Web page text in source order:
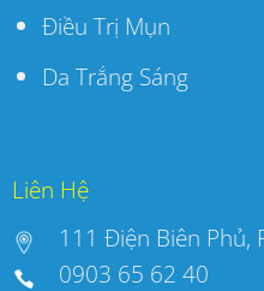
Điều Trị Mụn
Da Trắng Sáng
Liên Hệ
111 Điện Biên Phủ,
0903 65 62 40